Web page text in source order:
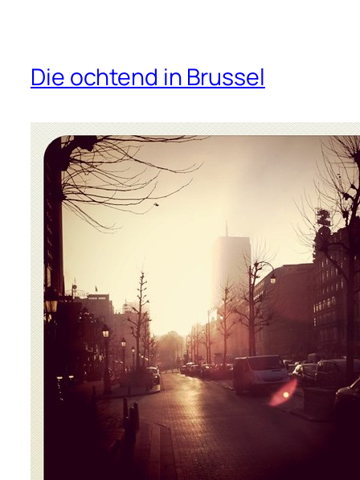
Die ochtend in Brussel